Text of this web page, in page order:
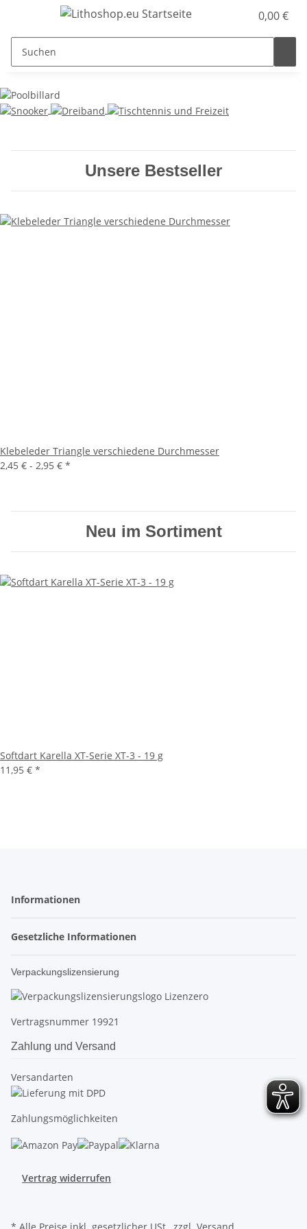
0,00 €
Unsere Bestseller
Klebeleder Triangle verschiedene Durchmesser
2,45 € - 2,95 € *
Neu im Sortiment
Softdart Karella XT-Serie XT-3 - 19 g
11,95 € *
Informationen
Gesetzliche Informationen
Verpackungslizensierung
Vertragsnummer 19921
Zahlung und Versand
Versandarten
Zahlungsmöglichkeiten
Vertrag widerrufen